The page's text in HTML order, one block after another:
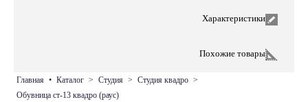
Характеристики
Похожие товары
главная • каталог > студия > студия квадро >
обувница ст-13 квадро (раус)